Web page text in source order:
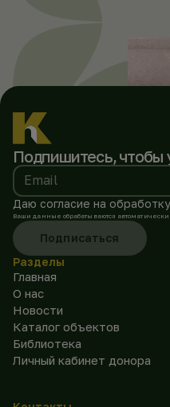
Подпишитесь, чтобы
Email
Даю согласие на обработку
Ваши данные обрабатываются
Подписаться
Разделы
Главная
О нас
Новости
Каталог объектов
Библиотека
Личный кабинет донора